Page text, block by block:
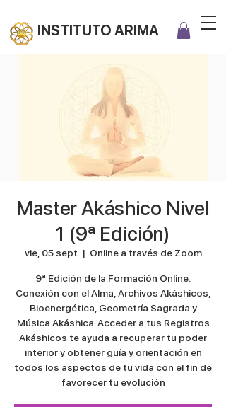
INSTITUTO ARIMA
Master Akáshico Nivel
1 (9ª Edición)
vie, 05 sept
  |
Online a través de Zoom
9ª Edición de la Formación Online.
Conexión con el Alma, Archivos Akáshicos,
Bioenergética, Geometría Sagrada y
Música Akáshica. Acceder a tus Registros
Akáshicos te ayuda a recuperar tu poder
interior y obtener guía y orientación en
todos los aspectos de tu vida con el fin de
favorecer tu evolución